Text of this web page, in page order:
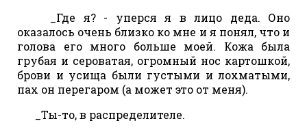
_Где я? - уперся я в лицо деда. Оно
оказалось очень близко ко мне и я понял, что и
голова его много больше моей. Кожа была
грубая и сероватая, огромный нос картошкой,
брови и усища были густыми и лохматыми,
пах он перегаром (а может это от меня).
_Ты-то, в распределителе.